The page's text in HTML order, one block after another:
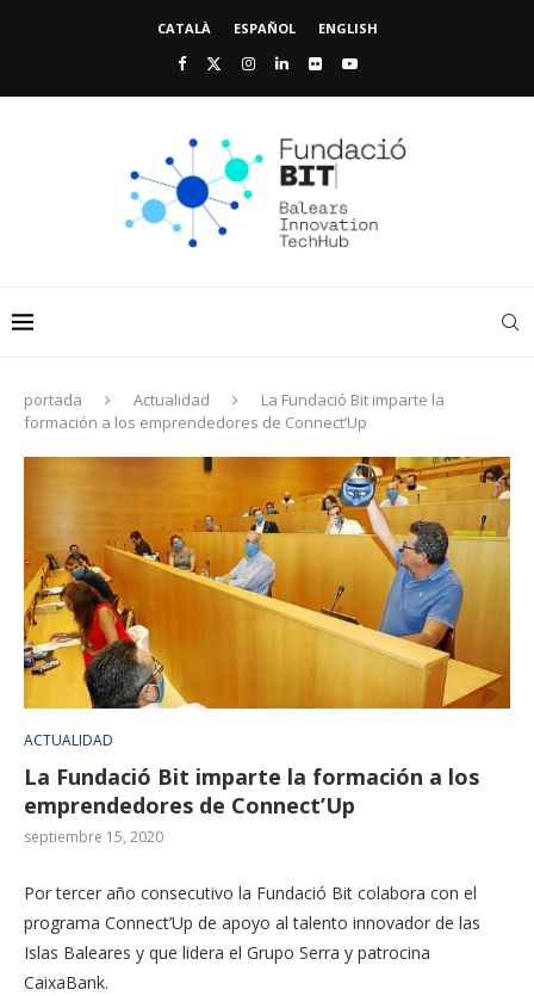
CATALÀ ESPAÑOL ENGLISH
portada Actualidad
La Fundació Bit imparte la
formación a los emprendedores de Connect’Up
ACTUALIDAD
La Fundació Bit imparte la formación a los
emprendedores de Connect’Up
septiembre 15, 2020
Por tercer año consecutivo la Fundació Bit colabora con el
programa Connect’Up de apoyo al talento innovador de las
Islas Baleares y que lidera el Grupo Serra y patrocina
CaixaBank.